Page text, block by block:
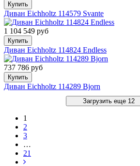
Купить
Диван Eichholtz 114579 Svante
1 104 549 руб
Купить
Диван Eichholtz 114824 Endless
737 786 руб
Купить
Диван Eichholtz 114289 Bjorn
Загрузить еще 12
1
2
3
…
21